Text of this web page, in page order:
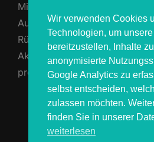
Migränepiercing, meist am
Aufmerksamkeit erregt. Doch
Rückenbeschwerden oder
Akupunktur-Piercings immer
professioneller Piercer …
MEHR
Wir verwenden Cookies
Technologien, um
bereitzustellen, Inhalte
anonymisierte
Google Analytics zu
selbst entscheiden,
zulassen möchten.
finden Sie in unserer
weiterlesen